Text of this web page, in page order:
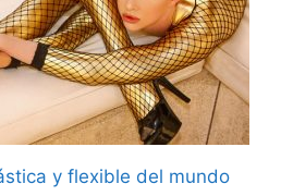
y flexible del mundo